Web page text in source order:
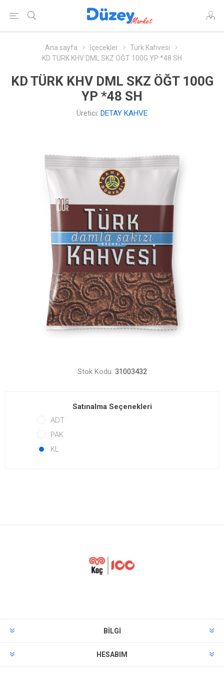
Ana sayfa İçecekler
Türk Kahvesi
KD TÜRK KHV DML SKZ ÖĞT 100G YP *48 SH
KD TÜRK KHV DML SKZ ÖĞT 100G
YP *48 SH
Üretici: DETAY KAHVE
Stok Kodu: 31003432
Satınalma Seçenekleri
ADT
PAK
KL
BILGI
HESABIM